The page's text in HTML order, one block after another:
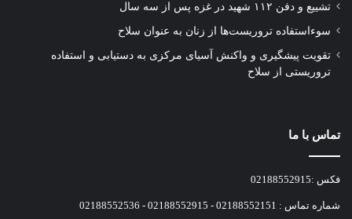
تشییع و دفن ۱۱۲ شهید در غزه پس از سه سال
سوءاستفاده تروریست‌ها از زنان به عنوان سلاح
تقویت پیشگیری و واکنش آسیای مرکزی به دستیابی و استفاده
تروریستی از سلاح
تماس با ما
فکس :02188552915
شماره تماس : 02188552151 - 02188552915 - 02188552536